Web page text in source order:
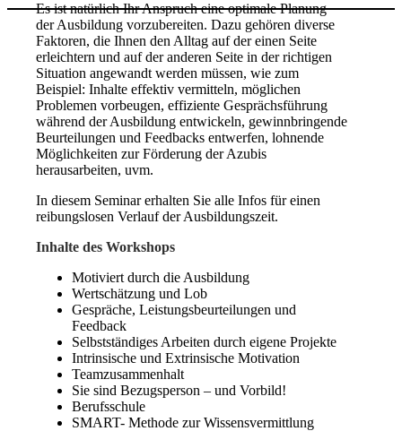
Es ist natürlich Ihr Anspruch eine optimale Planung
der Ausbildung vorzubereiten. Dazu gehören diverse
Faktoren, die Ihnen den Alltag auf der einen Seite
erleichtern und auf der anderen Seite in der richtigen
Situation angewandt werden müssen, wie zum
Beispiel: Inhalte effektiv vermitteln, möglichen
Problemen vorbeugen, effiziente Gesprächsführung
während der Ausbildung entwickeln, gewinnbringende
Beurteilungen und Feedbacks entwerfen, lohnende
Möglichkeiten zur Förderung der Azubis
herausarbeiten, uvm.
In diesem Seminar erhalten Sie alle Infos für einen
reibungslosen Verlauf der Ausbildungszeit.
Inhalte des Workshops
Motiviert durch die Ausbildung
Wertschätzung und Lob
Gespräche, Leistungsbeurteilungen und
Feedback
Selbstständiges Arbeiten durch eigene Projekte
Intrinsische und Extrinsische Motivation
Teamzusammenhalt
Sie sind Bezugsperson – und Vorbild!
Berufsschule
SMART- Methode zur Wissensvermittlung